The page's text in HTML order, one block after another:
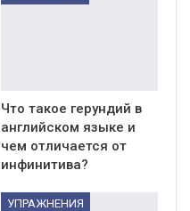
Что такое герундий в
английском языке и
чем отличается от
инфинитива?
УПРАЖНЕНИЯ